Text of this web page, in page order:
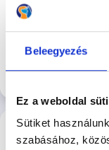
Beleegyezés
Ez a weboldal
Sütiket
szabásához,
buliba.
Kőbányai
ÖKT –
este -